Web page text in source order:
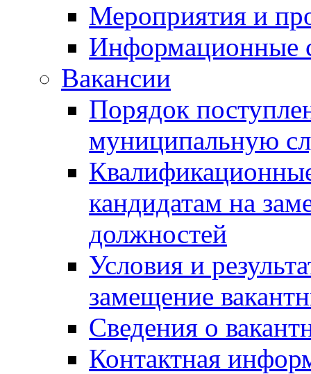
Мероприятия и
Информационные
Вакансии
Порядок
муниципальную
кандидатам на
должностей
Условия и
замещение
Сведения о
Контактная